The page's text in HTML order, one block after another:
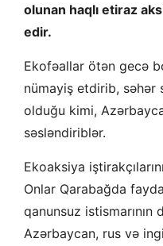
olunan haqlı etiraz
edir.
Ekofəallar ötən gecə
nümayiş etdirib, səhər
olduğu kimi,
səsləndiriblər.
Ekoaksiya
Onlar Qarabağda
qanunsuz istismarının
Azərbaycan, rus və